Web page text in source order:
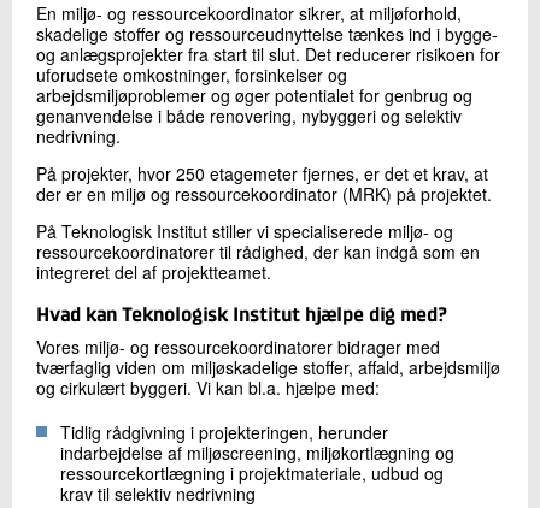
Send
04.Asbest
05.Selektiv nedrivning
06.Miljø- og ressourcekoordinator i bygge- og
anlægsprojekter
07.Autorisation for asbest og selektiv nedrivning
En miljø- og ressourcekoordinator sikrer, at miljøforhold,
skadelige stoffer og ressourceudnyttelse tænkes ind i bygge-
og anlægsprojekter fra start til slut. Det reducerer risikoen for
uforudsete omkostninger, forsinkelser og
arbejdsmiljøproblemer og øger potentialet for genbrug og
genanvendelse i både renovering, nybyggeri og selektiv
nedrivning.
På projekter, hvor 250 etagemeter fjernes, er det et krav, at
der er en miljø og ressourcekoordinator (MRK) på projektet.
På Teknologisk Institut stiller vi specialiserede miljø- og
ressourcekoordinatorer til rådighed, der kan indgå som en
integreret del af projektteamet.
Hvad kan Teknologisk Institut hjælpe dig med?
Vores miljø- og ressourcekoordinatorer bidrager med
tværfaglig viden om miljøskadelige stoffer, affald, arbejdsmiljø
og cirkulært byggeri. Vi kan bl.a. hjælpe med:
Tidlig rådgivning i projekteringen, herunder
indarbejdelse af miljøscreening, miljøkortlægning og
ressourcekortlægning i projektmateriale, udbud og
krav til selektiv nedrivning